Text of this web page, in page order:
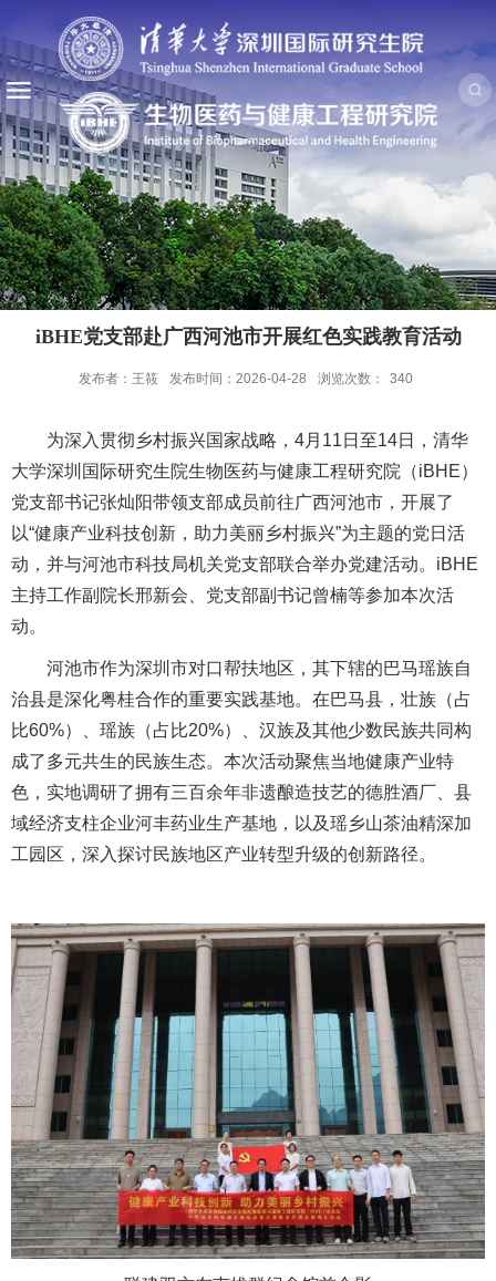
iBHE党支部赴广西河池市开展红色实践教育活动
发布者：王筱 发布时间：2026-04-28 浏览次数： 340
为深入贯彻乡村振兴国家战略，4月11日至14日，清华
大学深圳国际研究生院生物医药与健康工程研究院（iBHE）
党支部书记张灿阳带领支部成员前往广西河池市，开展了
以“健康产业科技创新，助力美丽乡村振兴”为主题的党日活
动，并与河池市科技局机关党支部联合举办党建活动。iBHE
主持工作副院长邢新会、党支部副书记曾楠等参加本次活
动。
河池市作为深圳市对口帮扶地区，其下辖的巴马瑶族自
治县是深化粤桂合作的重要实践基地。在巴马县，壮族（占
比60%）、瑶族（占比20%）、汉族及其他少数民族共同构
成了多元共生的民族生态。本次活动聚焦当地健康产业特
色，实地调研了拥有三百余年非遗酿造技艺的德胜酒厂、县
域经济支柱企业河丰药业生产基地，以及瑶乡山茶油精深加
工园区，深入探讨民族地区产业转型升级的创新路径。